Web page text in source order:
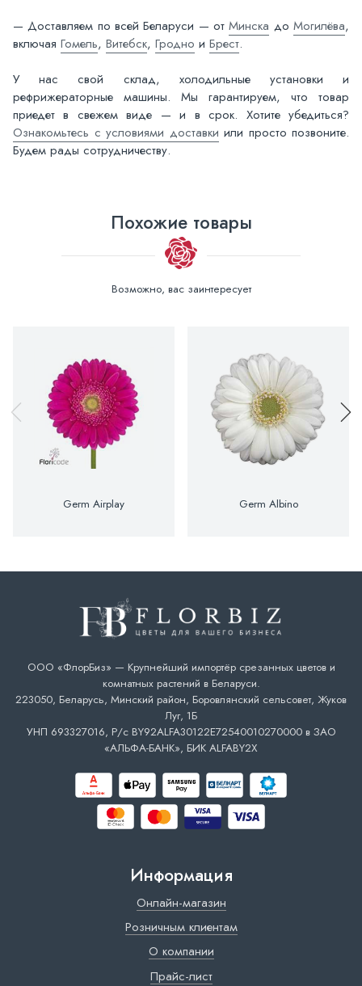
— Доставляем по всей Беларуси — отМинска доМогилёва,
включая Гомель, Витебск, Гродно и Брест.
У нас свой склад, холодильные установки и
рефрижераторные машины. Мы гарантируем, что товар
приедет в свежем виде — и в срок. Хотите убедиться?
Ознакомьтесь с условиями доставки или просто позвоните.
Будем рады сотрудничеству.
Похожие товары
Возможно, вас заинтересует
Germ Airplay Germ Albino
ООО «ФлорБиз» — Крупнейший импортёр срезанных цветов и
комнатных растений в Беларуси.
223050, Беларусь, Минский район, Боровлянский сельсовет, Жуков
Луг, 1Б
УНП 693327016, Р/с BY92ALFA30122E72540010270000 в ЗАО
«АЛЬФА-БАНК», БИК ALFABY2X
Информация
Онлайн-магазин
Розничным клиентам
О компании
Прайс-лист